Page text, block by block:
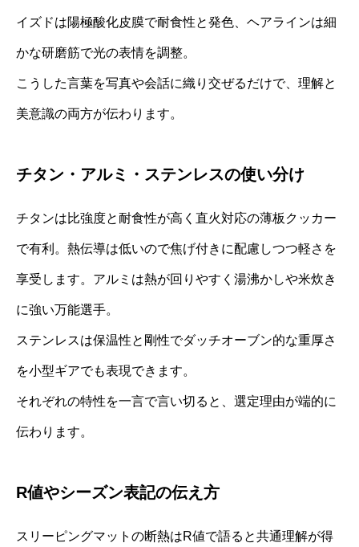
イズドは陽極酸化皮膜で耐食性と発色、ヘアラインは細
かな研磨筋で光の表情を調整。
こうした言葉を写真や会話に織り交ぜるだけで、理解と
美意識の両方が伝わります。
チタン・アルミ・ステンレスの使い分け
チタンは比強度と耐食性が高く直火対応の薄板クッカー
で有利。熱伝導は低いので焦げ付きに配慮しつつ軽さを
享受します。アルミは熱が回りやすく湯沸かしや米炊き
に強い万能選手。
ステンレスは保温性と剛性でダッチオーブン的な重厚さ
を小型ギアでも表現できます。
それぞれの特性を一言で言い切ると、選定理由が端的に
伝わります。
R値やシーズン表記の伝え方
スリーピングマットの断熱はR値で語ると共通理解が得